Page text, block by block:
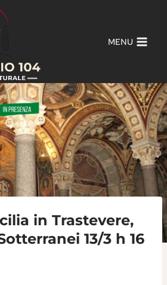
MENU
in Trastevere,
13/3 h 16